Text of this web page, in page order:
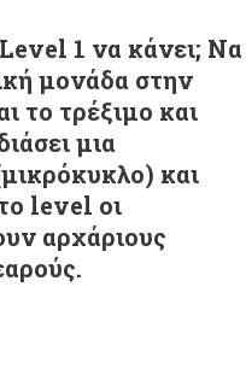
1 να κάνει; Να
μονάδα στην
το τρέξιμο και
μια
και
level οι
αρχάριους